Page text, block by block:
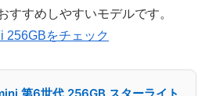
すすめしやすいモデルです。
256GBをチェック